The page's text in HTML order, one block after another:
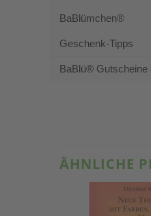
BaBlümchen®
Geschenk-Tipps
BaBlü® Gutscheine
ÄHNLICHE